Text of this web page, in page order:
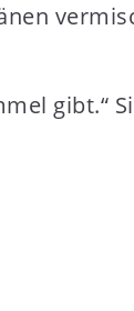
gibt.“